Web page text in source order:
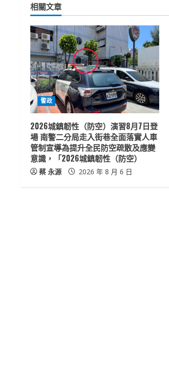
i
n
u
e
R
e
a
d
i
相關文章
警政
2026城鎮韌性（防空）演習8月7日登
場 南警二分局走入街巷全面落實人車
管制宣導為提升全民防空疏散及應變
意識，「2026城鎮韌性（防空）
蔡 永源 2026 年 8 月 6 日